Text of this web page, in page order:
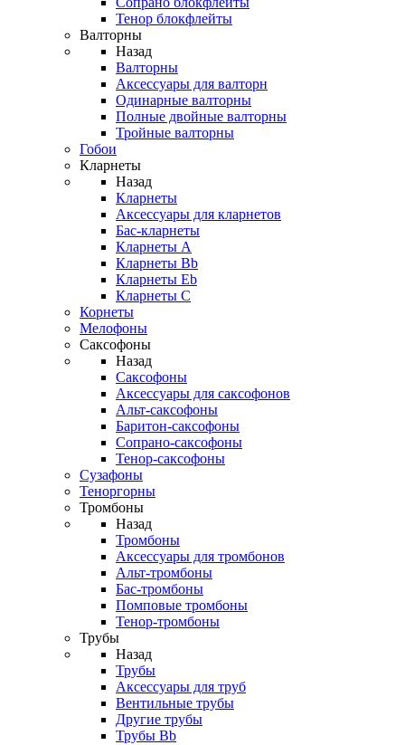
Тенор блокфлейты
Валторны
Назад
Валторны
Аксессуары для валторн
Одинарные валторны
Полные двойные валторны
Тройные валторны
Гобои
Кларнеты
Назад
Кларнеты
Аксессуары для кларнетов
Бас-кларнеты
Кларнеты A
Кларнеты Bb
Кларнеты Eb
Кларнеты С
Корнеты
Мелофоны
Саксофоны
Назад
Саксофоны
Аксессуары для саксофонов
Альт-саксофоны
Баритон-саксофоны
Сопрано-саксофоны
Тенор-саксофоны
Сузафоны
Теноргорны
Тромбоны
Назад
Тромбоны
Аксессуары для тромбонов
Альт-тромбоны
Бас-тромбоны
Помповые тромбоны
Тенор-тромбоны
Трубы
Назад
Трубы
Аксессуары для труб
Вентильные трубы
Другие трубы
Трубы Bb